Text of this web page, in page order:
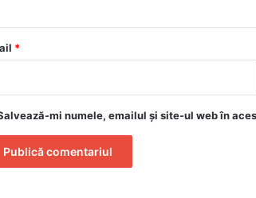
*
mi numele, emailul și site-ul web în